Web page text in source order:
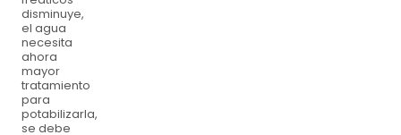
disminuye,
el agua
necesita
ahora
mayor
tratamiento
para
potabilizarla,
se debe